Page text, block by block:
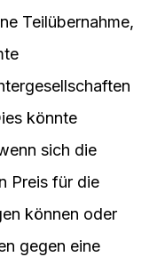
Teilübernahme,
könnte
sich die
Preis für die
können oder
gegen eine